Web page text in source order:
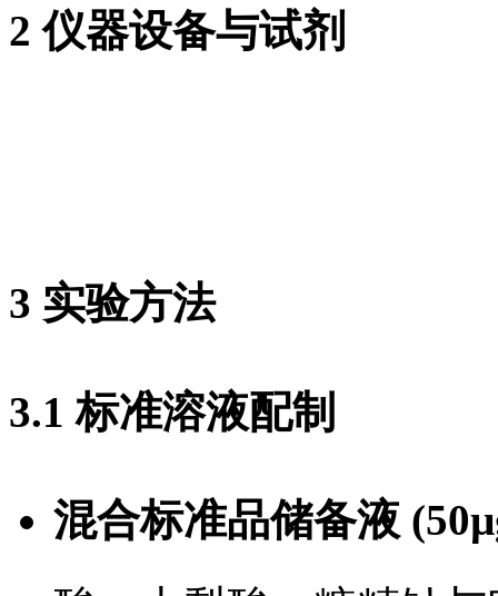
2 仪器设备与试剂
3 实验方法
3.1 标准溶液配制
混合标准品储备液